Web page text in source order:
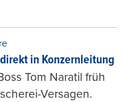
in Konzernleitung
Tom Naratil früh
Versagen.